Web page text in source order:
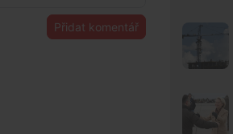
Přidat komentář